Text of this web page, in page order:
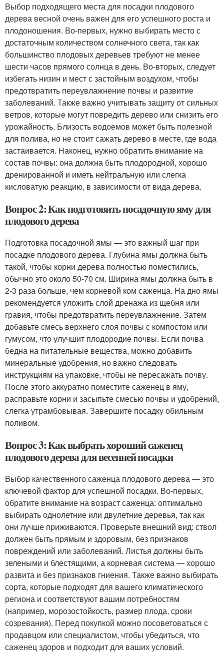
Выбор подходящего места для посадки плодового
дерева весной очень важен для его успешного роста и
плодоношения. Во-первых, нужно выбирать место с
достаточным количеством солнечного света, так как
большинство плодовых деревьев требуют не менее
шести часов прямого солнца в день. Во-вторых, следует
избегать низин и мест с застойным воздухом, чтобы
предотвратить переувлажнение почвы и развитие
заболеваний. Также важно учитывать защиту от сильных
ветров, которые могут повредить дерево или снизить его
урожайность. Близость водоемов может быть полезной
для полива, но не стоит сажать дерево в месте, где вода
застаивается. Наконец, нужно обратить внимание на
состав почвы: она должна быть плодородной, хорошо
дренированной и иметь нейтральную или слегка
кисловатую реакцию, в зависимости от вида дерева.
Вопрос 2: Как подготовить посадочную яму для
плодового дерева
Подготовка посадочной ямы — это важный шаг при
посадке плодового дерева. Глубина ямы должна быть
такой, чтобы корни дерева полностью поместились,
обычно это около 50-70 см. Ширина ямы должна быть в
2-3 раза больше, чем корневой ком саженца. На дно ямы
рекомендуется уложить слой дренажа из щебня или
гравия, чтобы предотвратить переувлажнение. Затем
добавьте смесь верхнего слоя почвы с компостом или
гумусом, что улучшит плодородие почвы. Если почва
бедна на питательные вещества, можно добавить
минеральные удобрения, но важно следовать
инструкциям на упаковке, чтобы не пересажать почву.
После этого аккуратно поместите саженец в яму,
расправьте корни и засыпьте смесью почвы и удобрений,
слегка утрамбовывая. Завершите посадку обильным
поливом.
Вопрос 3: Как выбрать хороший саженец
плодового дерева для весенней посадки
Выбор качественного саженца плодового дерева — это
ключевой фактор для успешной посадки. Во-первых,
обратите внимание на возраст саженца: оптимально
выбирать однолетние или двулетние деревья, так как
они лучше приживаются. Проверьте внешний вид: ствол
должен быть прямым и здоровым, без признаков
повреждений или заболеваний. Листья должны быть
зелеными и блестящими, а корневая система — хорошо
развита и без признаков гниения. Также важно выбирать
сорта, которые подходят для вашего климатического
региона и соответствуют вашим потребностям
(например, морозостойкость, размер плода, сроки
созревания). Перед покупкой можно посоветоваться с
продавцом или специалистом, чтобы убедиться, что
саженец здоров и подходит для ваших условий.